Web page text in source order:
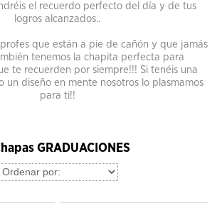
el recuerdo perfecto del día y de tus
logros alcanzados..
que están a pie de cañón y que jamás
tenemos la chapita perfecta para
te recuerden por siempre!!! Si tenéis una
un diseño en mente nosotros lo plasmamos
para ti!!
GRADUACIONES